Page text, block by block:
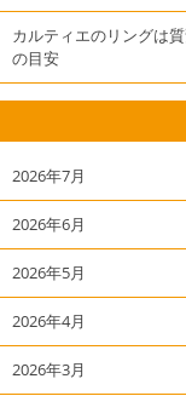
カルティエのリングは
の目安
2026年7月
2026年6月
2026年5月
2026年4月
2026年3月